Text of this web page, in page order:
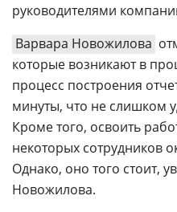
руководителями
Варвара Новожилова
которые возникают в
процесс построения
минуты, что не слишком
Кроме того, освоить
некоторых сотрудников
Однако, оно того стоит,
Новожилова.